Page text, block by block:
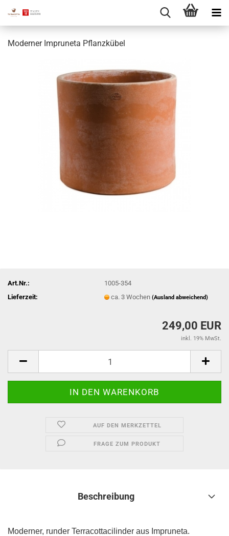
Moderner Impruneta Pflanzkübel
Art.Nr.:
1005-354
Lieferzeit:
ca. 3 Wochen(Ausland abweichend)
249,00 EUR
inkl. 19% MwSt.
AUF DEN MERKZETTEL
FRAGE ZUM PRODUKT
Beschreibung
Moderner, runder Terracottacilinder aus Impruneta.